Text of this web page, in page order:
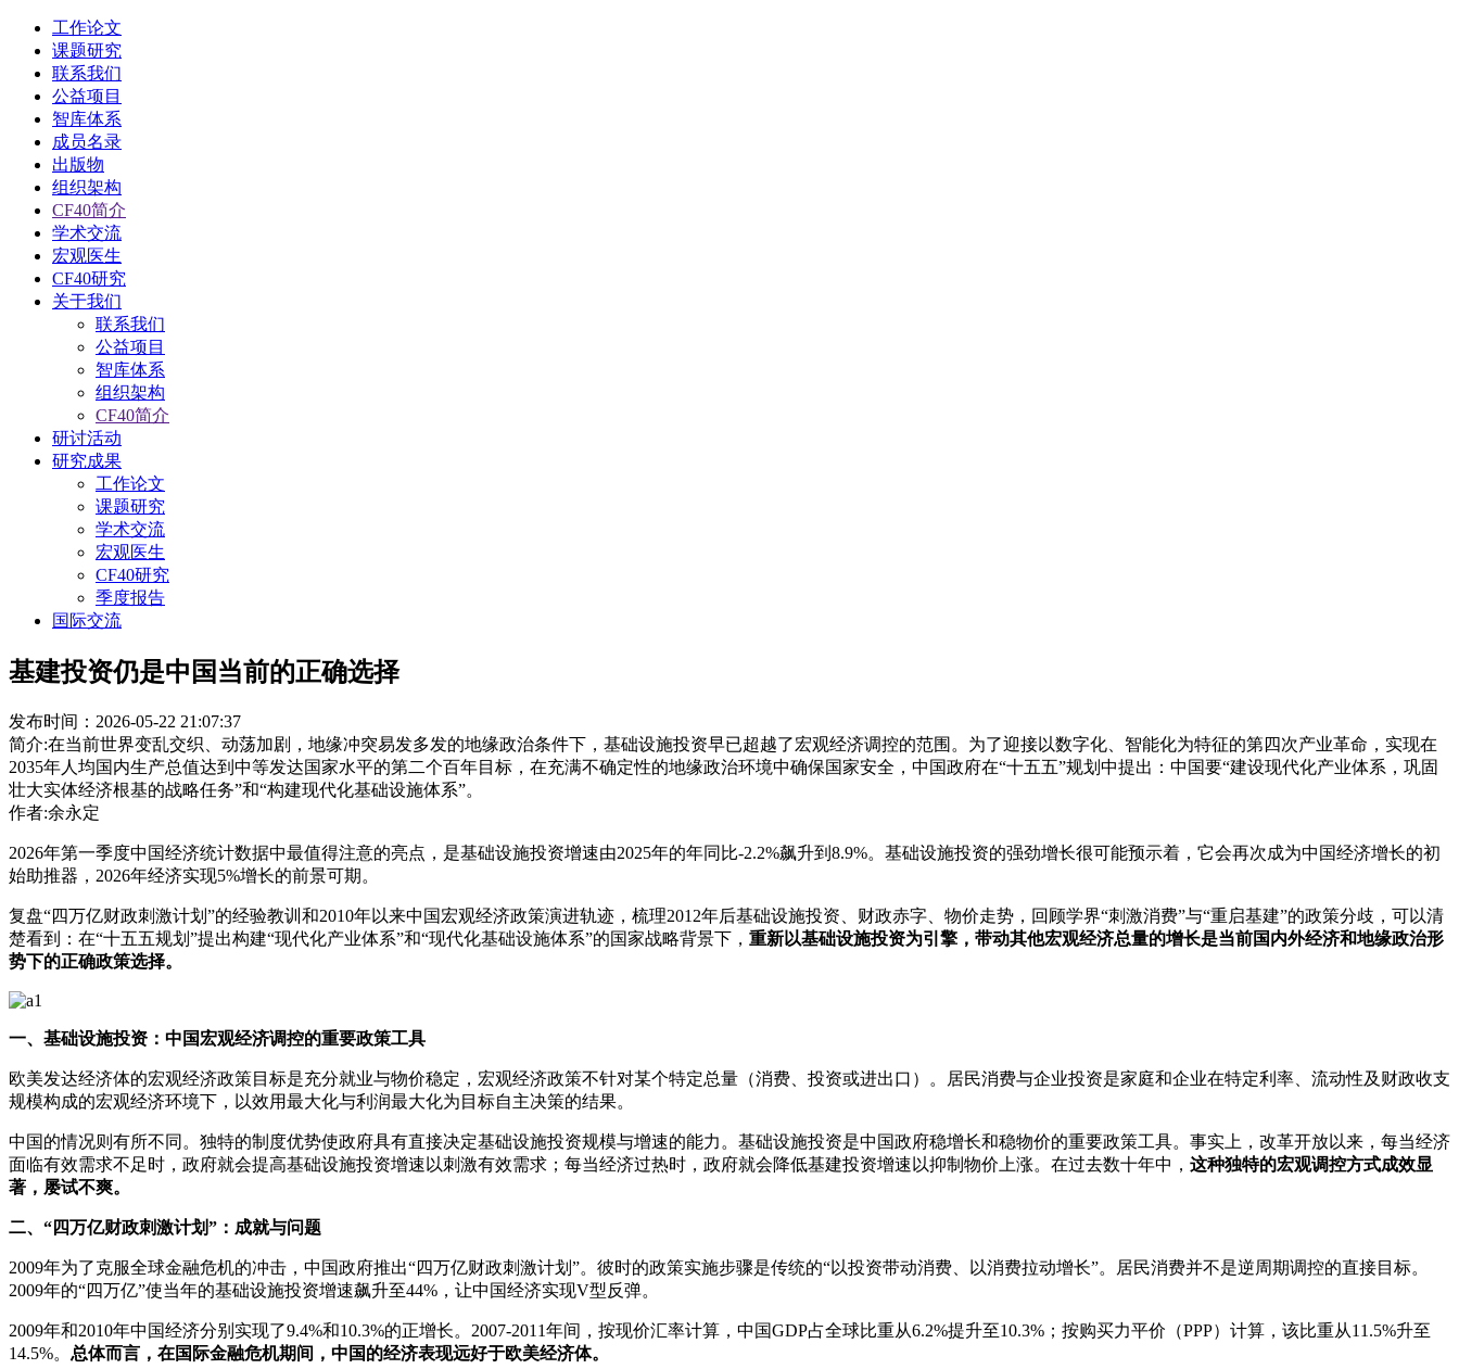
工作论文
课题研究
联系我们
公益项目
智库体系
成员名录
出版物
组织架构
CF40简介
学术交流
宏观医生
CF40研究
关于我们
联系我们
公益项目
智库体系
组织架构
CF40简介
研讨活动
研究成果
工作论文
课题研究
学术交流
宏观医生
CF40研究
季度报告
国际交流
基建投资仍是中国当前的正确选择
发布时间：2026-05-22 21:07:37
简介:在当前世界变乱交织、动荡加剧，地缘冲突易发多发的地缘政治条件下，基础设施投资早已超越了宏观经济调控的范围。为了迎接以数字化、智能化为特征的第四次产业革命，实现在
2035年人均国内生产总值达到中等发达国家水平的第二个百年目标，在充满不确定性的地缘政治环境中确保国家安全，中国政府在“十五五”规划中提出：中国要“建设现代化产业体系，巩固
壮大实体经济根基的战略任务”和“构建现代化基础设施体系”。
作者:余永定
2026年第一季度中国经济统计数据中最值得注意的亮点，是基础设施投资增速由2025年的年同比-2.2%飙升到8.9%。基础设施投资的强劲增长很可能预示着，它会再次成为中国经济增长的初
始助推器，2026年经济实现5%增长的前景可期。
复盘“四万亿财政刺激计划”的经验教训和2010年以来中国宏观经济政策演进轨迹，梳理2012年后基础设施投资、财政赤字、物价走势，回顾学界“刺激消费”与“重启基建”的政策分歧，可以清
楚看到：在“十五五规划”提出构建“现代化产业体系”和“现代化基础设施体系”的国家战略背景下， 重新以基础设施投资为引擎，带动其他宏观经济总量的增长是当前国内外经济和地缘政治形
势下的正确政策选择。
一、基础设施投资：中国宏观经济调控的重要政策工具
欧美发达经济体的宏观经济政策目标是充分就业与物价稳定，宏观经济政策不针对某个特定总量（消费、投资或进出口）。居民消费与企业投资是家庭和企业在特定利率、流动性及财政收支
规模构成的宏观经济环境下，以效用最大化与利润最大化为目标自主决策的结果。
中国的情况则有所不同。独特的制度优势使政府具有直接决定基础设施投资规模与增速的能力。基础设施投资是中国政府稳增长和稳物价的重要政策工具。事实上，改革开放以来，每当经济
面临有效需求不足时，政府就会提高基础设施投资增速以刺激有效需求；每当经济过热时，政府就会降低基建投资增速以抑制物价上涨。在过去数十年中， 这种独特的宏观调控方式成效显
著，屡试不爽。
二、“四万亿财政刺激计划”：成就与问题
2009年为了克服全球金融危机的冲击，中国政府推出“四万亿财政刺激计划”。彼时的政策实施步骤是传统的“以投资带动消费、以消费拉动增长”。居民消费并不是逆周期调控的直接目标。
2009年的“四万亿”使当年的基础设施投资增速飙升至44%，让中国经济实现V型反弹。
2009年和2010年中国经济分别实现了9.4%和10.3%的正增长。2007-2011年间，按现价汇率计算，中国GDP占全球比重从6.2%提升至10.3%；按购买力平价（PPP）计算，该比重从11.5%升至
14.5%。 总体而言，在国际金融危机期间，中国的经济表现远好于欧美经济体。